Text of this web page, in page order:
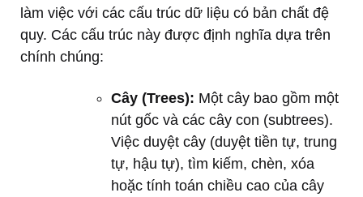
làm việc với các cấu trúc dữ liệu có bản chất đệ
quy. Các cấu trúc này được định nghĩa dựa trên
chính chúng:
Cây (Trees): Một cây bao gồm một
nút gốc và các cây con (subtrees).
Việc duyệt cây (duyệt tiền tự, trung
tự, hậu tự), tìm kiếm, chèn, xóa
hoặc tính toán chiều cao của cây